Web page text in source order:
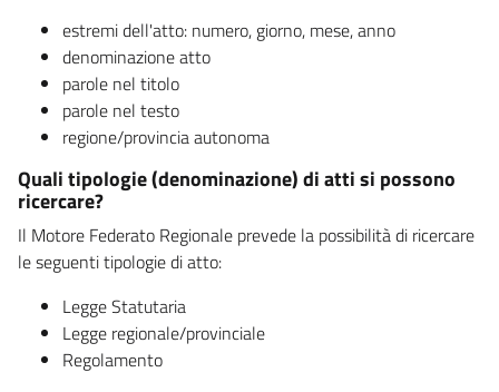
estremi dell'atto: numero, giorno, mese, anno
denominazione atto
parole nel titolo
parole nel testo
regione/provincia autonoma
Quali tipologie (denominazione) di atti si possono
ricercare?
Il Motore Federato Regionale prevede la possibilità di ricercare
le seguenti tipologie di atto:
Legge Statutaria
Legge regionale/provinciale
Regolamento